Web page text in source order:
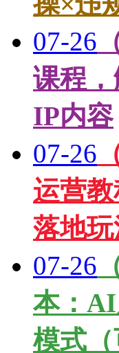
07-26
课程
IP内容
07-26
运营
落地
07-26
本：
模式（